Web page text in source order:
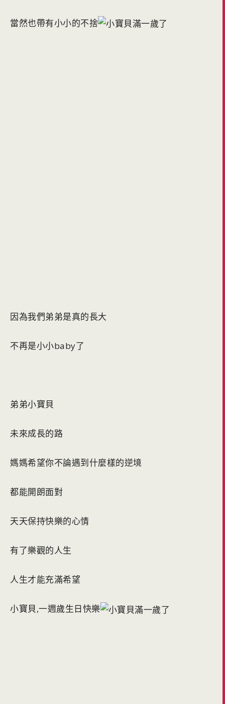
當然也帶有小小的不捨
因為我們弟弟是真的長大
不再是小小baby了
弟弟小寶貝
未來成長的路
媽媽希望你不論遇到什麼樣的逆境
都能開朗面對
天天保持快樂的心情
有了樂觀的人生
人生才能充滿希望
小寶貝,一週歲生日快樂